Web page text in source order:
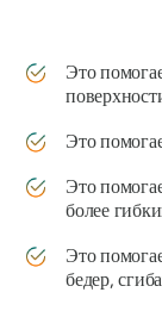
Это
Это
Это
более
Это
бедер,